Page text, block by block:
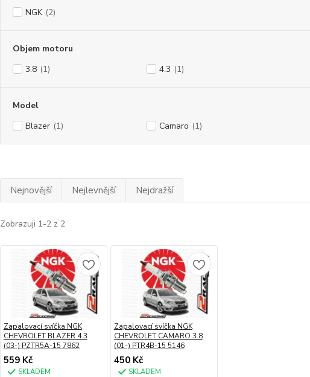
NGK (2)
Objem motoru
3.8 (1) 4.3 (1)
Model
Blazer (1) Camaro (1)
Nejnovější Nejlevnější Nejdražší
Zobrazuji 1-2 z 2
Zapalovací svíčka NGK
CHEVROLET BLAZER 4.3
(03-) PZTR5A-15 7862
559 Kč
SKLADEM
Zapalovací svíčka NGK
CHEVROLET CAMARO 3.8
(01-) PTR4B-15 5146
450 Kč
SKLADEM